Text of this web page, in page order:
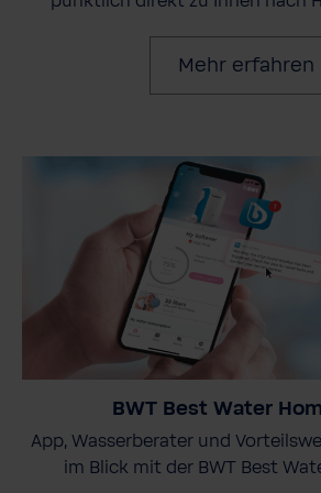
Mehr erfahren
BWT Best Water
App, Wasserberater und
im Blick mit der BWT Best